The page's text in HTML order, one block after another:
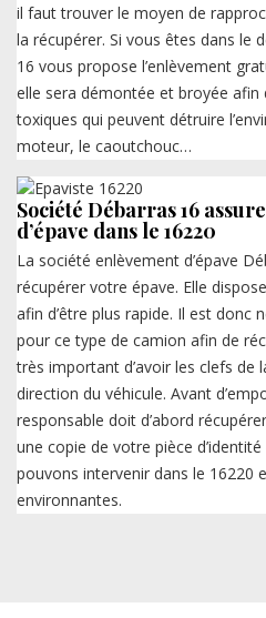
il faut trouver le moyen de
la récupérer. Si vous êtes dans le
16 vous propose l’enlèvement
elle sera démontée et broyée afin
toxiques qui peuvent détruire
moteur, le caoutchouc…
Société Débarras 16
d’épave dans le 16220
La société enlèvement d’épave
récupérer votre épave. Elle
afin d’être plus rapide. Il est donc
pour ce type de camion afin de
très important d’avoir les clefs de
direction du véhicule. Avant
responsable doit d’abord
une copie de votre pièce
pouvons intervenir dans le 16220
environnantes.